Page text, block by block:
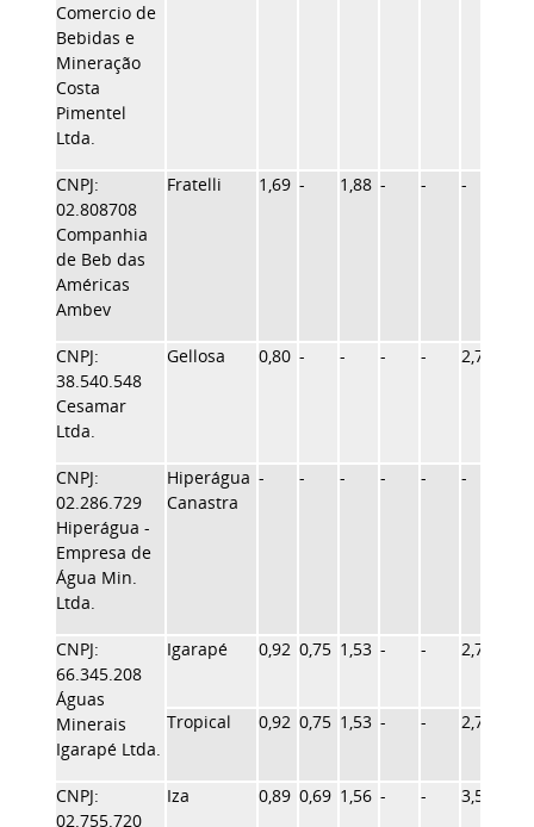
Comercio de
Bebidas e
Mineração
Costa
Pimentel
Ltda.
CNPJ:
02.808708
Companhia
de Beb das
Américas
Ambev
Fratelli 1,69 - 1,88 - - -
CNPJ:
38.540.548
Cesamar
Ltda.
Gellosa 0,80 - - - - 2,76
CNPJ:
02.286.729
Hiperágua -
Empresa de
Água Min.
Ltda.
Hiperágua
Canastra
- - - - - -
CNPJ:
66.345.208
Águas
Minerais
Igarapé Ltda.
Igarapé 0,92 0,75 1,53 - - 2,76
Tropical 0,92 0,75 1,53 - - 2,76
CNPJ:
02.755.720
Iza 0,89 0,69 1,56 - - 3,50